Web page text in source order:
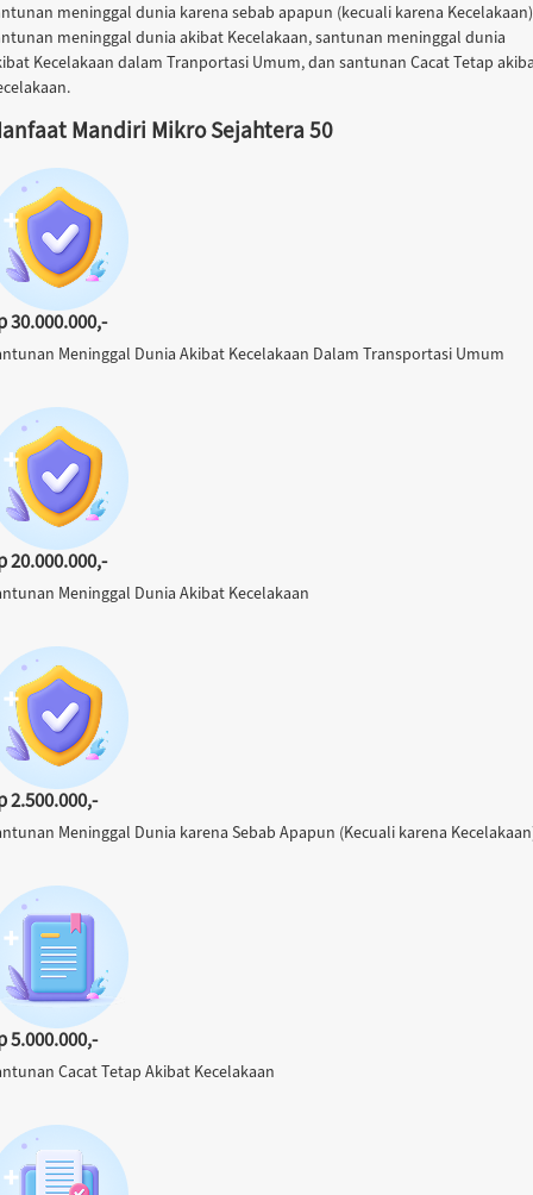
meninggal dunia karena sebab apapun (kecuali karena
meninggal dunia akibat Kecelakaan, santunan meninggal dunia
Kecelakaan dalam Tranportasi Umum, dan santunan Cacat Tetap
Mandiri Mikro Sejahtera 50
30.000.000,-
Meninggal Dunia Akibat Kecelakaan Dalam Transportasi Umum
20.000.000,-
Meninggal Dunia Akibat Kecelakaan
2.500.000,-
Meninggal Dunia karena Sebab Apapun (Kecuali karena
5.000.000,-
Cacat Tetap Akibat Kecelakaan